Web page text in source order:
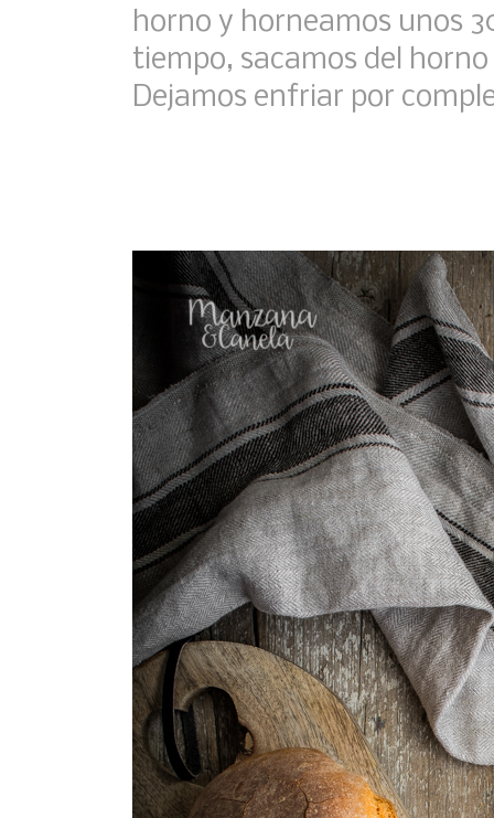
horno y horneamos unos
tiempo, sacamos del
Dejamos enfriar por